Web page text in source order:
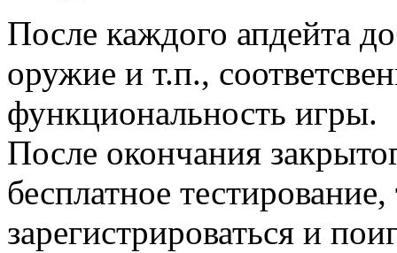
После каждого апдейта
оружие и т.п.,
функциональность игры.
После окончания
бесплатное
зарегистрироваться и